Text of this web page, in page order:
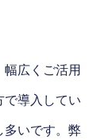
広くご活用
で導入してい
多いです。弊